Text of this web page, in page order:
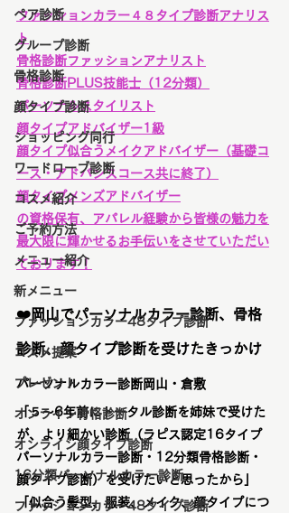
ペア診断
グループ診断
骨格診断
顔タイプ診断
ショッピング同行
ワードローブ診断
コスメ紹介
ご予約方法
メニュー紹介
新メニュー
ファッションカラー48タイプ診断
コスメ提案
プレゼント
オンライン骨格診断
オンライン顔タイプ診断
16分類パーソナルカラー診断
ファッションカラー48タイプ診断
ファッションカラー４８タイプ診断アナリス
ト
骨格診断ファッションアナリスト
骨格診断PLUS技能士（12分類）
パーソナルスタイリスト
顔タイプアドバイザー1級
顔タイプ似合うメイクアドバイザー（基礎コ
ース・アドバンスコース共に終了）
顔タイプメンズアドバイザー
の資格保有、アパレル経験から皆様の魅力を
最大限に輝かせるお手伝いをさせていただい
ております！
❤️岡山でパーソナルカラー診断、骨格
診断、顔タイプ診断を受けたきっかけ
パーソナルカラー診断岡山・倉敷
「５〜6年前にトータル診断を姉妹で受けた
が、より細かい診断（ラピス認定16タイプ
パーソナルカラー診断・12分類骨格診断・
顔タイプ診断）を受けたいと思ったから」
「似合う髪型、服装、メイク、顔タイプにつ